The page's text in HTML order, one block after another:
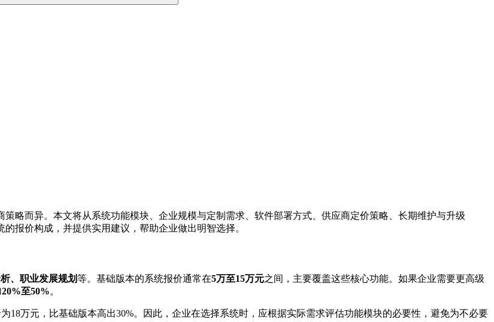
略而异。本文将从系统功能模块、企业规模与定制需求、软件部署方式、供应商定价策略、长期维护与升级
报价构成，并提供实用建议，帮助企业做出明智选择。
、职业发展规划等。基础版本的系统报价通常在5万至15万元之间，主要覆盖这些核心功能。如果企业需要更高级
20%至50%。
万元，比基础版本高出30%。因此，企业在选择系统时，应根据实际需求评估功能模块的必要性，避免为不必要